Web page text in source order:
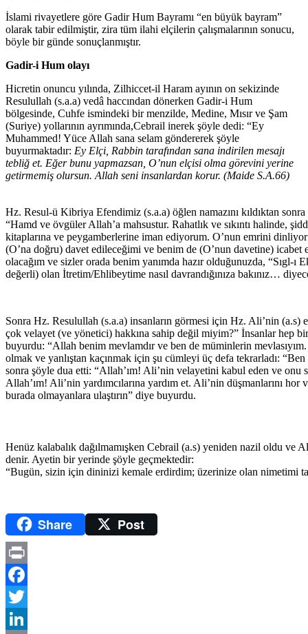
İslami rivayetlere göre Gadir Hum Bayramı “en büyük bayram”
olarak tabir edilmiştir, zira tüm ilahi elçilerin çalışmalarının sonucu,
böyle bir günde sonuçlanmıştır.
Gadir-i Hum olayı
Hicretin onuncu yılında, Zilhiccet-il Haram ayının on sekizinde
Resulullah (s.a.a) vedâ haccından dönerken Gadir-i Hum
bölgesinde, Cuhfe ismindeki bir menzilde, Medine, Mısır ve Şam
(Suriye) yollarının ayrımında,Cebrail inerek şöyle dedi: “Ey
Muhammed! Yüce Allah sana selam göndererek şöyle
buyurmaktadır: Ey Elçi, Rabbin tarafından sana indirilen mesajı
tebliğ et. Eğer bunu yapmazsan, O’nun elçisi olma görevini yerine
getirmemiş olursun. Allah seni insanlardan korur. (Maide S.A.66)
Hz. Resul-ü Kibriya Efendimiz (s.a.a) öğlen namazını kıldıktan
“Hamd ve övgüler Allah’a mahsustur. Rahatlık ve sıkıntı halinde,
kitaplarına ve peygamberlerine iman ediyorum. O’nun emrini
(O’na doğru) davet edileceğimi ve benim de (O’nun davetine)
olacağım ve sizler orada benim yanımda hazır olduğunuzda, “Sıgl-
değerli) olan İtretim/Ehlibeytime nasıl davrandığınıza bakınız…
Sonra Hz. Resulullah (s.a.a) insanların görmesi için Hz. Ali’nin
çok velayet (ve yönetici) hakkına sahip değil miyim?” İnsanlar hep
buyurdu: “Allah benim mevlamdır ve ben de müminlerin
olmak ve yanlıştan kaçınmak için şu cümleyi üç defa tekrarladı:
sonra şöyle dua etti: “Allah’ım! Ali’nin velayetini kabul eden ve onu
Allah’ım! Ali’nin yardımcılarına yardım et. Ali’nin düşmanlarını
burada olmayanlara ulaştırın” diye buyurdu.
Henüz kalabalık dağılmamışken Cebrail (a.s) yeniden nazil oldu
denir. Ayetin bir yerinde şöyle geçmektedir:
“Bugün, sizin için dininizi kemale erdirdim; üzerinize olan nimetimi
Share Post
Print
Facebook
Twitter